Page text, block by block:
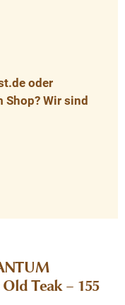
oder
Wir sind
Teak – 155